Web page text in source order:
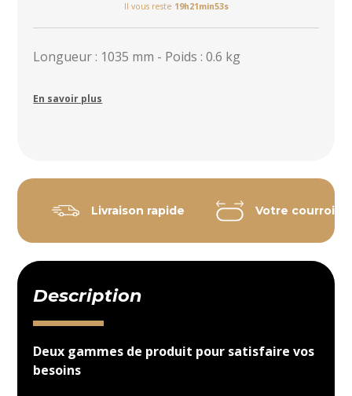
Il vous reste 19h21min53s
Longueur : 1035 mm - Poids : 0.6 kg
En savoir plus
Livraison rapide Votre courroie
Description
Deux gammes de produit pour satisfaire vos
besoins